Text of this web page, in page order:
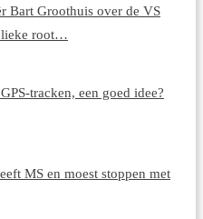
Bart Groothuis over de VS
root…
tracken, een goed idee?
MS en moest stoppen met